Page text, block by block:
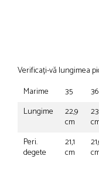
Verificați-vă lungimea
Marime
35 36
Lungime
22,9
cm
Peri.
degete
21,1
cm